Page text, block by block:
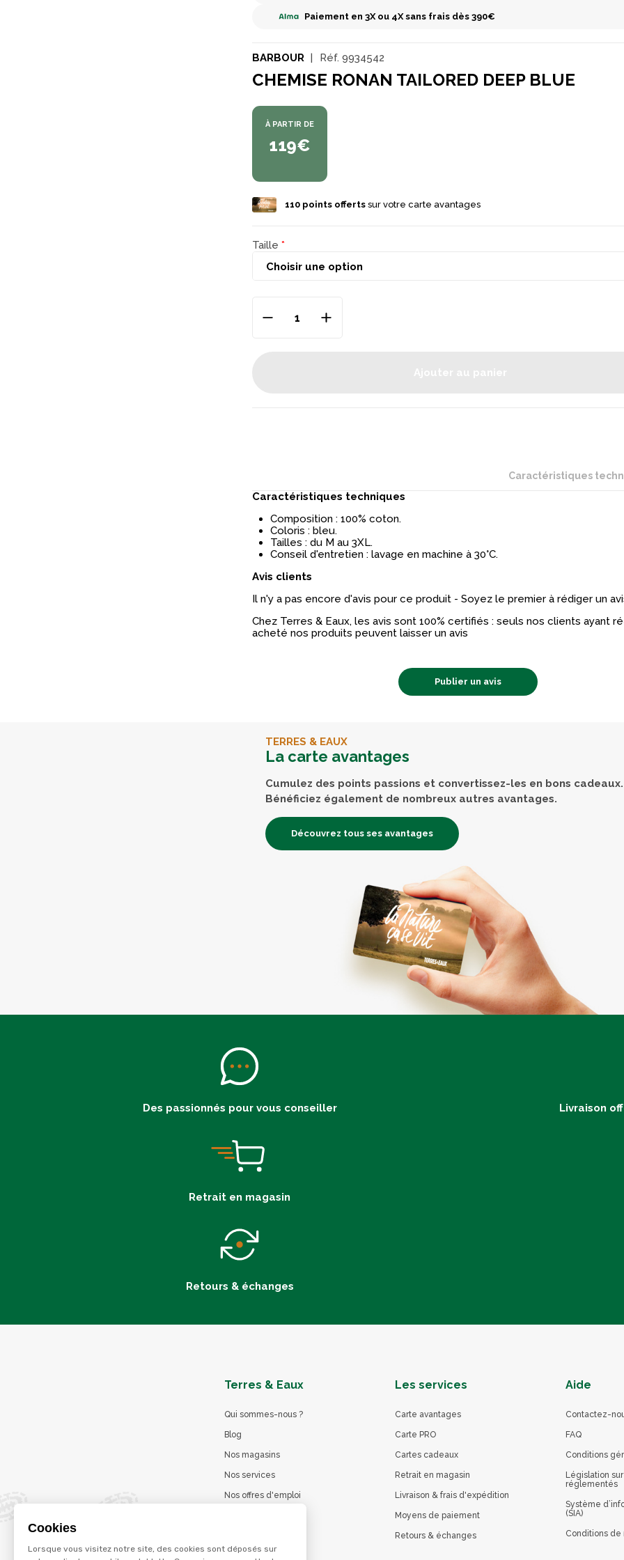
Cookies
Lorsque vous visitez notre site, des cookies sont déposés sur
Paiement en 3X ou 4X sans frais dès 390€
BARBOUR Réf. 9934542
CHEMISE RONAN TAILORED DEEP BLUE
À PARTIR DE
119€
110 points offerts sur votre carte avantages
Taille
Caractéristiques
Caractéristiques techniques
Composition : 100% coton.
Coloris : bleu.
Tailles : du M au 3XL.
Conseil d'entretien : lavage en machine à 30°C.
Avis clients
Il n'y a pas encore d'avis pour ce produit - Soyez le premier à rédiger un
Chez Terres & Eaux, les avis sont 100% certifiés : seuls nos clients ayant
acheté nos produits peuvent laisser un avis
Publier un avis
TERRES & EAUX
La carte avantages
Cumulez des points passions et convertissez-les en bons cadeaux.
Bénéficiez également de nombreux autres avantages.
Découvrez tous ses avantages
Des passionnés pour vous conseiller Livraison
Retrait en magasin
Retours & échanges
Terres & Eaux
Qui sommes-nous ?
Blog
Nos magasins
Nos services
Nos offres d'emploi
La marque Terzéo
Les services
Carte avantages
Carte PRO
Cartes cadeaux
Retrait en magasin
Livraison & frais d'expédition
Moyens de paiement
Retours & échanges
Aide
Contactez-
FAQ
Conditions
Législation
réglementés
Système
(SIA)
Conditions de